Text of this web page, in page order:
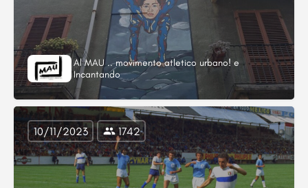
Al MAU .. movimento atletico urbano! e
Incantando
10/11/2023 1742